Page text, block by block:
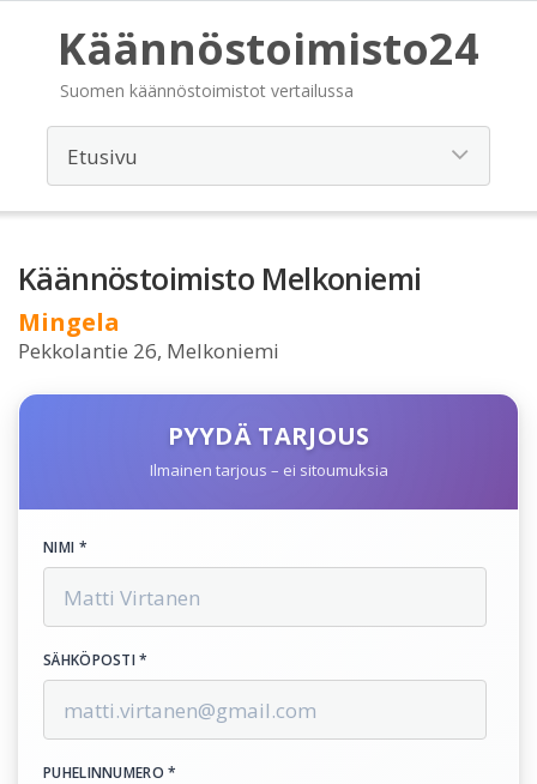
Käännöstoimisto24
Suomen käännöstoimistot vertailussa
Käännöstoimisto Melkoniemi
Mingela
Pekkolantie 26, Melkoniemi
PYYDÄ TARJOUS
Ilmainen tarjous – ei sitoumuksia
NIMI *
SÄHKÖPOSTI *
PUHELINNUMERO *